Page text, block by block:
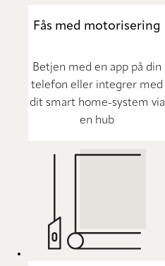
Fås med motorisering
Betjen med en app på din
telefon eller integrer med
dit smart home-system via
en hub